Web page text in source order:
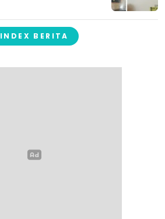
INDEX BERITA